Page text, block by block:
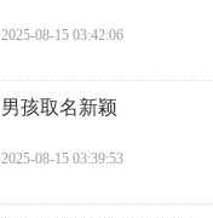
2025-08-15 03:42:06
​男孩取名新颖
2025-08-15 03:39:53